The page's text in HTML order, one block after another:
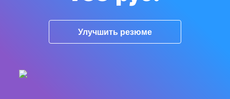
Улучшить резюме